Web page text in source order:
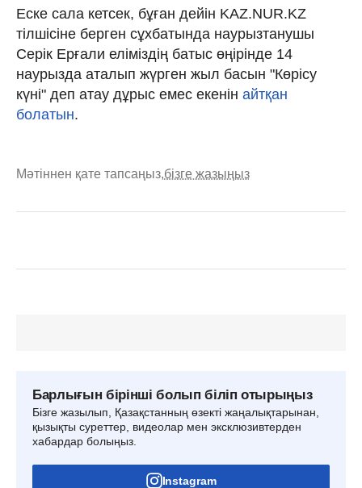
Еске сала кетсек, бұған дейін KAZ.NUR.KZ
тілшісіне берген сұхбатында наурызтанушы
Серік Ерғали еліміздің батыс өңірінде 14
наурызда аталып жүрген жыл басын "Көрісу
күні" деп атау дұрыс емес екенін айтқан
болатын.
Мәтіннен қате тапсаңыз,бізге жазыңыз
Барлығын бірінші болып біліп отырыңыз
Бізге жазылып, Қазақстанның өзекті жаңалықтарынан,
қызықты суреттер, видеолар мен эксклюзивтерден
хабардар болыңыз.
Instagram